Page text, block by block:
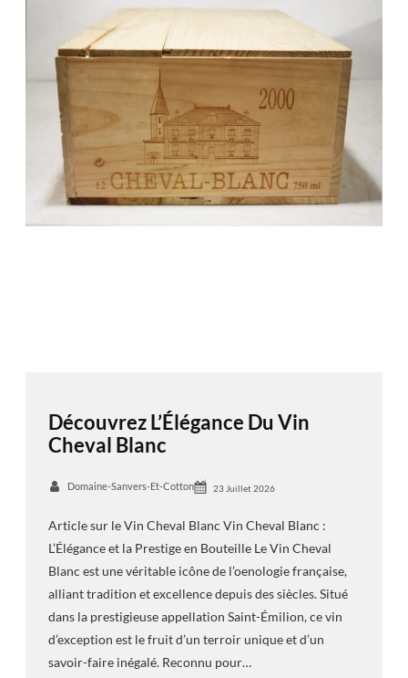
Découvrez L’Élégance Du Vin
Cheval Blanc
Domaine-Sanvers-Et-Cotton 23 Juillet 2026
Article sur le Vin Cheval Blanc Vin Cheval Blanc :
L’Élégance et la Prestige en Bouteille Le Vin Cheval
Blanc est une véritable icône de l’oenologie française,
alliant tradition et excellence depuis des siècles. Situé
dans la prestigieuse appellation Saint-Émilion, ce vin
d’exception est le fruit d’un terroir unique et d’un
savoir-faire inégalé. Reconnu pour…